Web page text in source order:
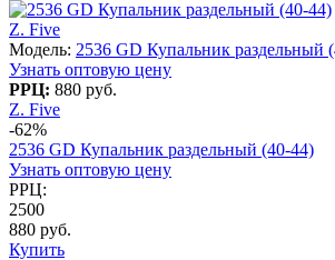
Z. Five
Модель: 2536 GD Купальник раздельный
Узнать оптовую цену
РРЦ: 880 руб.
Z. Five
-62%
2536 GD Купальник раздельный (40-44)
Узнать оптовую цену
РРЦ:
2500
880 руб.
Купить